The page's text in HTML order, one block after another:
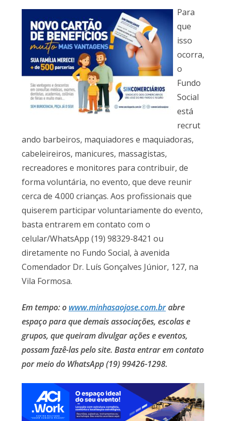
Para
que
isso
ocorra,
o
Fundo
Social
está
recrut
ando barbeiros, maquiadores e maquiadoras,
cabeleireiros, manicures, massagistas,
recreadores e monitores para contribuir, de
forma voluntária, no evento, que deve reunir
cerca de 4.000 crianças. Aos profissionais que
quiserem participar voluntariamente do evento,
basta entrarem em contato com o
celular/WhatsApp (19) 98329-8421 ou
diretamente no Fundo Social, à avenida
Comendador Dr. Luís Gonçalves Júnior, 127, na
Vila Formosa.
Em tempo: o www.minhasaojose.com.brabre
espaço para que demais associações, escolas e
grupos, que queiram divulgar ações e eventos,
possam fazê-las pelo site. Basta entrar em contato
por meio do WhatsApp (19) 99426-1298.